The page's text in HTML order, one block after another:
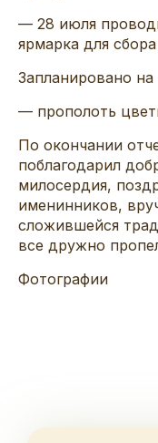
— 28 июля
ярмарка для
Запланировано на
— прополоть
По окончании
поблагодарил
милосердия,
именинников,
сложившейся
все дружно
Фотографии